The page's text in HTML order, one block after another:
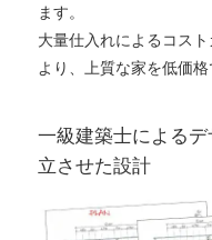
ます。
大量仕入れによるコス
より、上質な家を低価格
一級建築士による
立させた設計